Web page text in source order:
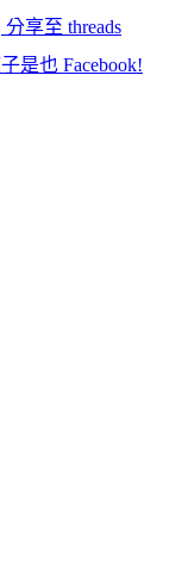
分享至 threads
是也 Facebook!